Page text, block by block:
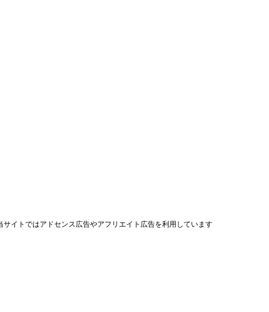
サイトではアドセンス広告やアフリエイト広告を利用しています